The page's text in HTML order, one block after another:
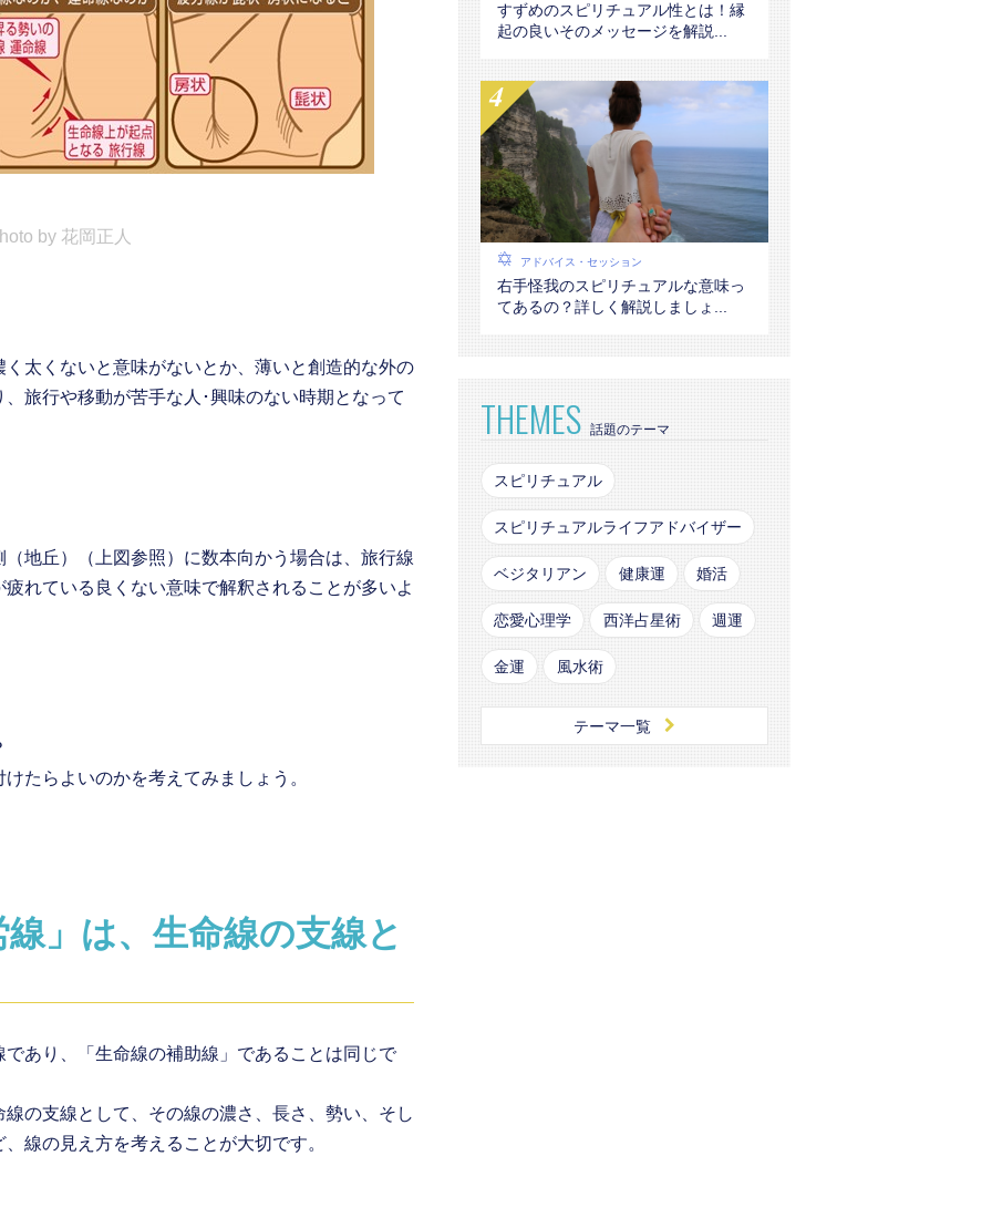
by 花岡正人
太くないと意味がないとか、薄いと創造的な外の
旅行や移動が苦手な人･興味のない時期となって
地丘）（上図参照）に数本向かう場合は、旅行線
疲れている良くない意味で解釈されることが多いよ
たらよいのかを考えてみましょう。
」は、生命線の支線と
あり、「生命線の補助線」であることは同じで
の支線として、その線の濃さ、長さ、勢い、そし
線の見え方を考えることが大切です。
すずめのスピリチュアル性とは！縁
起の良いそのメッセージを解説...
アドバイス・セッション
右手怪我のスピリチュアルな意味っ
てあるの？詳しく解説しましょ...
THEMES 話題のテーマ
スピリチュアル
スピリチュアルライフアドバイザー
ベジタリアン 健康運 婚活
恋愛心理学 西洋占星術 週運
金運 風水術
テーマ一覧